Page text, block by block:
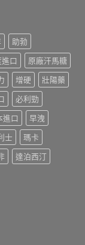
助勃
口
原廠汗馬糖
增硬
壯陽藥
必利勁
進口
早洩
士
瑪卡
達泊西汀